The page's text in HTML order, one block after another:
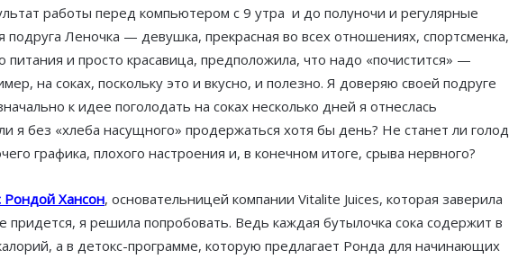
работы перед компьютером с 9 утра и до полуночи и регулярные
Леночка — девушка, прекрасная во всех отношениях, спортсменка,
питания и просто красавица, предположила, что надо «почистится» —
на соках, поскольку это и вкусно, и полезно. Я доверяю своей подруге
к идее поголодать на соках несколько дней я отнеслась
я без «хлеба насущного» продержаться хотя бы день? Не станет ли голод
графика, плохого настроения и, в конечном итоге, срыва нервного?
Рондой Хансон, основательницей компании Vitalite Juices, которая заверила
придется, я решила попробовать. Ведь каждая бутылочка сока содержит в
а в детокс-программе, которую предлагает Ронда для начинающих